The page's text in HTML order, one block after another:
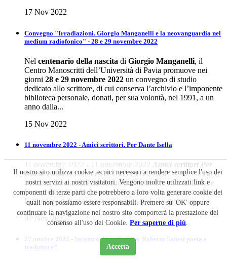
Il nostro sito utilizza cookie tecnici necessari a rendere semplice l'uso dei
nostri servizi ai nostri visitatori. Vengono inoltre utilizzati link e
componenti di terze parti che potrebbero a loro volta generare cookie dei
quali non possiamo essere responsabili. Premere su 'OK' oppure
continuare la navigazione nel nostro sito comporterà la prestazione del
consenso all'uso dei Cookie. Per saperne di più.
Accetta
17 Nov 2022
Convegno "Irradiazioni. Giorgio Manganelli e la neovanguardia nel
medium radiofonico" - 28 e 29 novembre 2022
Nel centenario della nascita di Giorgio Manganelli, il
Centro Manoscritti dell’Università di Pavia promuove nei
giorni 28 e 29 novembre 2022 un convegno di studio
dedicato allo scrittore, di cui conserva l’archivio e l’imponente
biblioteca personale, donati, per sua volontà, nel 1991, a un
anno dalla...
15 Nov 2022
11 novembre 2022 - Amici scrittori. Per Dante Isella
11 novembre 1922 - 11 novembre 2022 Amici scrittori Per
Dante IsellaDa un’idea di Gino Cervi, Paola Italia, Giorgio
Panizza, Giulia Raboni, Claudio VelaCon le voci di Davide
Ferrari e Giulia Montessoro. Dante Isella è stato docente di
Letteratura italiana presso l’Università di Pavia per un...
07 Nov 2022
27 ottobre 2022 - Incontro di studio “Per Roberto Sanesi poeta e
traduttore”